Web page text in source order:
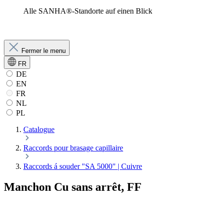
Alle SANHA®-Standorte auf einen Blick
Fermer le menu
FR
DE
EN
FR
NL
PL
Catalogue
Raccords pour brasage capillaire
Raccords á souder "SA 5000" | Cuivre
Manchon Cu sans arrêt, FF